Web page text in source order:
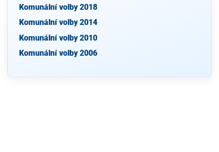
Komunální volby 2018
Komunální volby 2014
Komunální volby 2010
Komunální volby 2006